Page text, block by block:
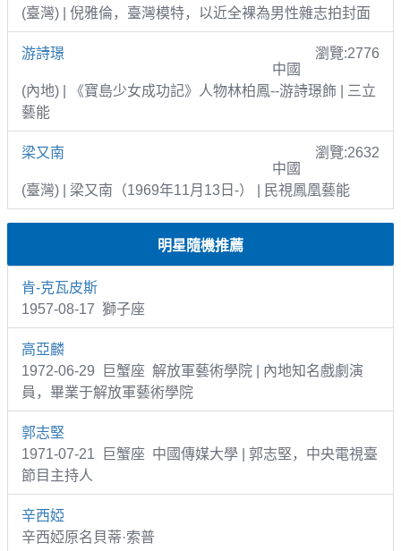
(臺灣) | 倪雅倫，臺灣模特，以近全裸為男性雜志拍封面
游詩璟
瀏覽:2776
中國
(內地) | 《寶島少女成功記》人物林柏鳳--游詩璟飾 | 三立
藝能
梁又南
瀏覽:2632
中國
(臺灣) | 梁又南（1969年11月13日-） | 民視鳳凰藝能
明星隨機推薦
肯-克瓦皮斯
1957-08-17 獅子座
高亞麟
1972-06-29 巨蟹座 解放軍藝術學院 | 內地知名戲劇演
員，畢業于解放軍藝術學院
郭志堅
1971-07-21 巨蟹座 中國傳媒大學 | 郭志堅，中央電視臺
節目主持人
辛西婭
辛西婭原名貝蒂·索普